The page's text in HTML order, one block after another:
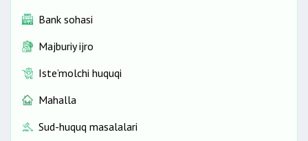
Bank sohasi
Majburiy ijro
Iste’molchi huquqi
Mahalla
Sud-huquq masalalari